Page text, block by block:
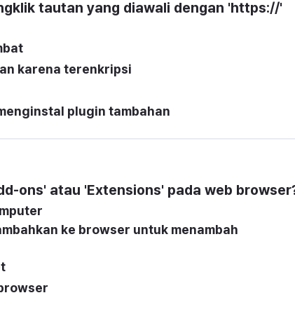
tautan yang diawali dengan 'https://'
karena terenkripsi
plugin tambahan
ons' atau 'Extensions' pada web
ke browser untuk menambah